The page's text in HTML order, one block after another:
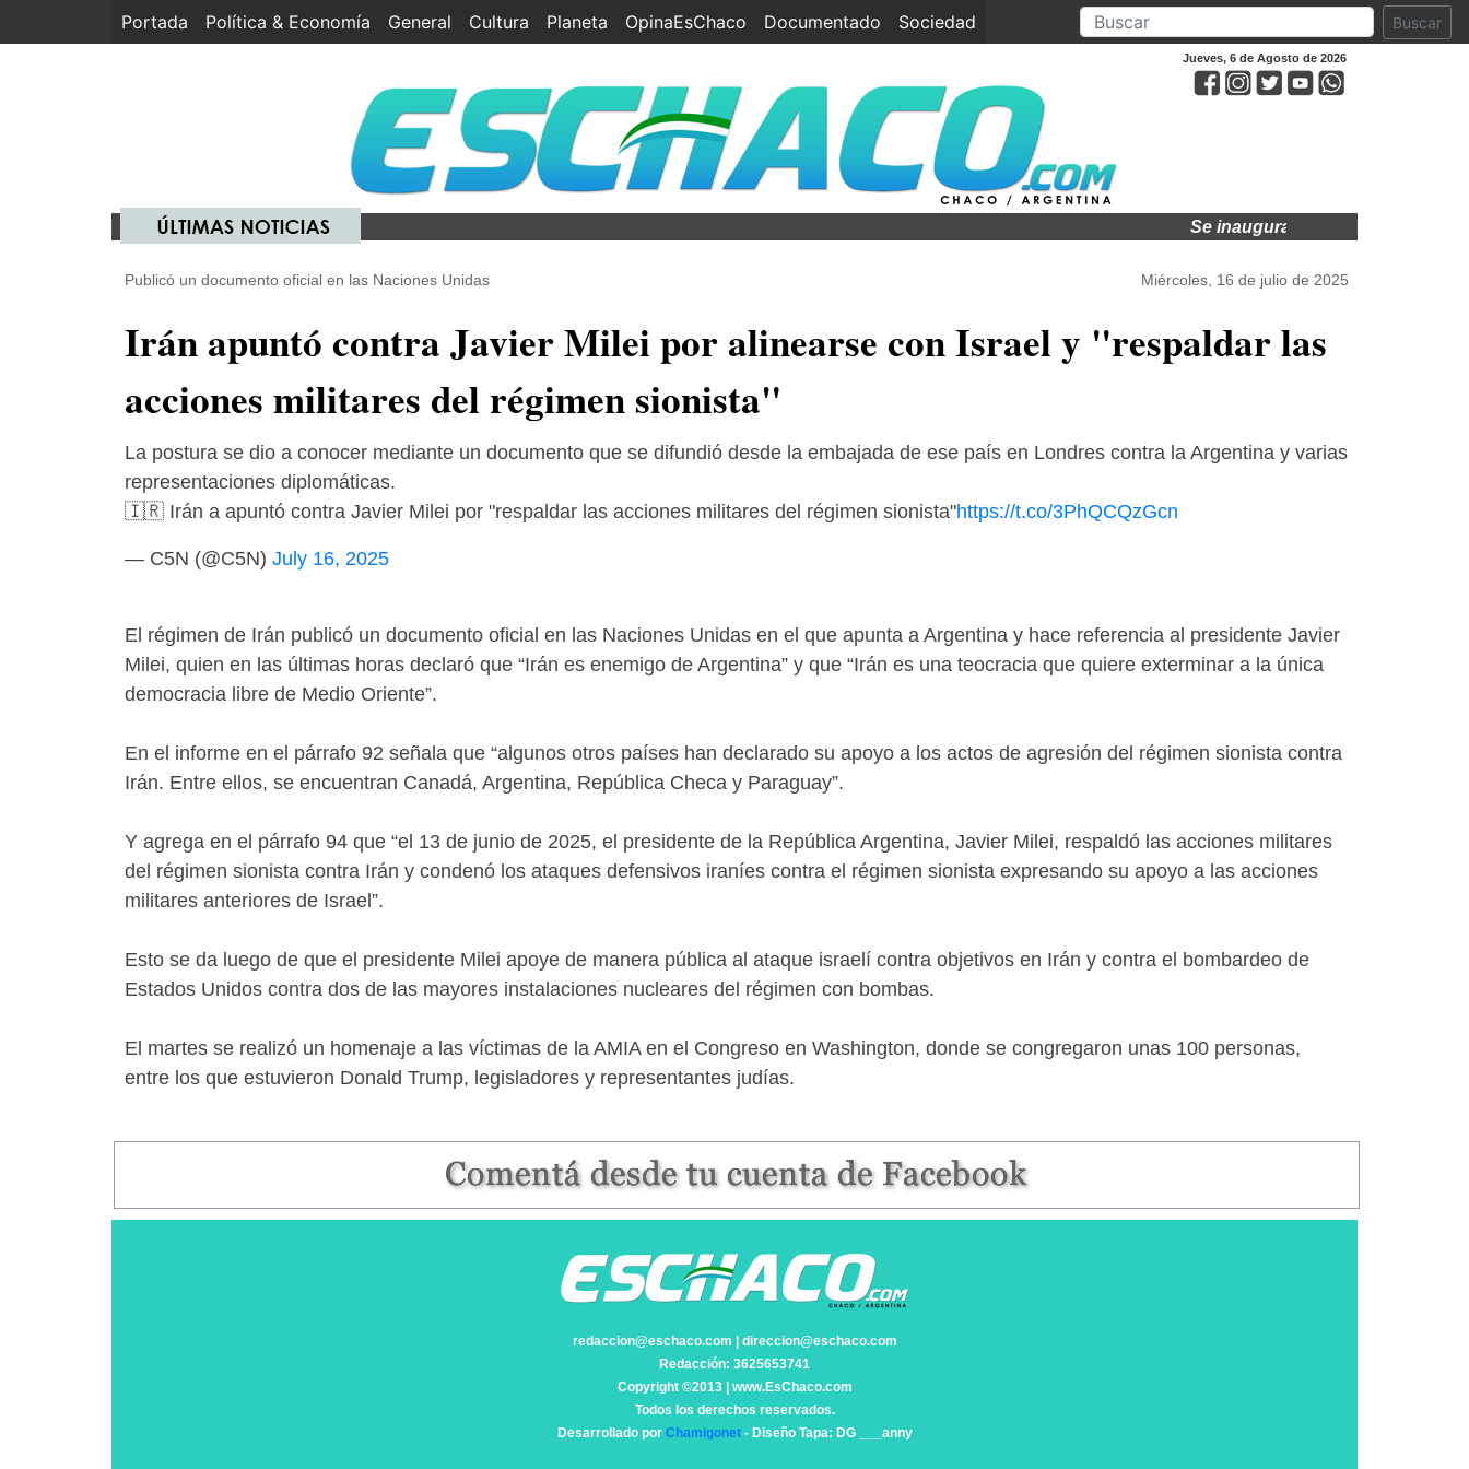
Portada (current)
Política & Economía General Cultura Planeta OpinaEsChaco Documentado Sociedad Buscar
Jueves, 6 de Agosto de 2026
Se inaugura la 37ª Muestra
Publicó un documento oficial en las Naciones Unidas Miércoles, 16 de julio de 2025
Irán apuntó contra Javier Milei por alinearse con Israel y "respaldar las
acciones militares del régimen sionista"
La postura se dio a conocer mediante un documento que se difundió desde la embajada de ese país en Londres contra la Argentina y varias
representaciones diplomáticas.
🇮🇷 Irán a apuntó contra Javier Milei por "respaldar las acciones militares del régimen sionista"https://t.co/3PhQCQzGcn
— C5N (@C5N) July 16, 2025
El régimen de Irán publicó un documento oficial en las Naciones Unidas en el que apunta a Argentina y hace referencia al presidente Javier
Milei, quien en las últimas horas declaró que “Irán es enemigo de Argentina” y que “Irán es una teocracia que quiere exterminar a la única
democracia libre de Medio Oriente”.
En el informe en el párrafo 92 señala que “algunos otros países han declarado su apoyo a los actos de agresión del régimen sionista contra
Irán. Entre ellos, se encuentran Canadá, Argentina, República Checa y Paraguay”.
Y agrega en el párrafo 94 que “el 13 de junio de 2025, el presidente de la República Argentina, Javier Milei, respaldó las acciones militares
del régimen sionista contra Irán y condenó los ataques defensivos iraníes contra el régimen sionista expresando su apoyo a las acciones
militares anteriores de Israel”.
Esto se da luego de que el presidente Milei apoye de manera pública al ataque israelí contra objetivos en Irán y contra el bombardeo de
Estados Unidos contra dos de las mayores instalaciones nucleares del régimen con bombas.
El martes se realizó un homenaje a las víctimas de la AMIA en el Congreso en Washington, donde se congregaron unas 100 personas,
entre los que estuvieron Donald Trump, legisladores y representantes judías.
redaccion@eschaco.com | direccion@eschaco.com
Redacción: 3625653741
Copyright ©2013 | www.EsChaco.com
Todos los derechos reservados.
Desarrollado por Chamigonet- Diseño Tapa: DG ___anny